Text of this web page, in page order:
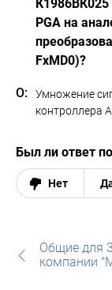
К1986ВК025
PGA на
FxMD0)?
Умножение
контроллера
Был ли ответ
Нет
Общие для
компании